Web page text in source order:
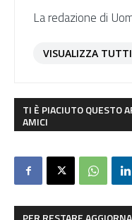
La redazione di
VISUALIZZA
TI È PIACIUTO QUESTO
AMICI